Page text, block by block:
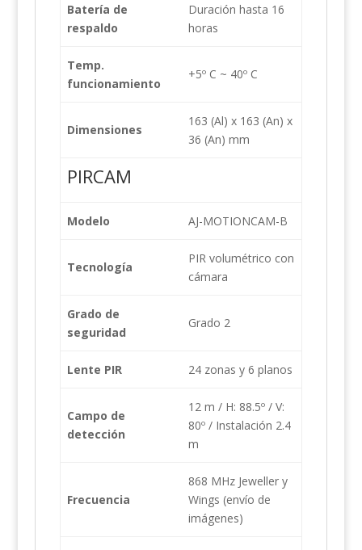
Batería de
respaldo
Duración hasta 16
horas
Temp.
funcionamiento
+5º C ~ 40º C
Dimensiones
163 (Al) x 163 (An) x
36 (An) mm
PIRCAM
Modelo AJ-MOTIONCAM-B
Tecnología
PIR volumétrico con
cámara
Grado de
seguridad
Grado 2
Lente PIR 24 zonas y 6 planos
Campo de
detección
12 m / H: 88.5º / V:
80º / Instalación 2.4
m
Frecuencia
868 MHz Jeweller y
Wings (envío de
imágenes)